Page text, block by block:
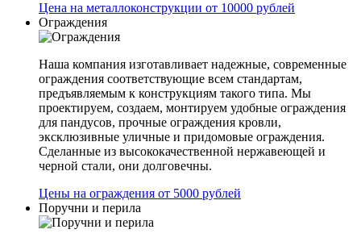
Цена на металлоконструкции от 10000 рублей
Ограждения
Наша компания изготавливает надежные, современные
ограждения соответствующие всем стандартам,
предъявляемым к конструкциям такого типа. Мы
проектируем, создаем, монтируем удобные ограждения
для пандусов, прочные ограждения кровли,
эксклюзивные уличные и придомовые ограждения.
Сделанные из высококачественной нержавеющей и
черной стали, они долговечны.
Цены на ограждения от 5000 рублей
Поручни и перила